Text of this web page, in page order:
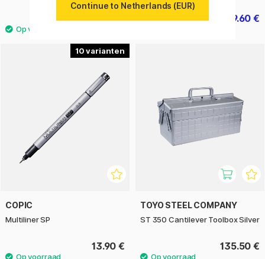
4 € 39.60 €
10
COPIC
Multiliner SP
13.90 €
TOYO STEEL COMPANY
ST 350 Cantilever Toolbox Silver
135.50 €
Continue to Netherlands (EUR)